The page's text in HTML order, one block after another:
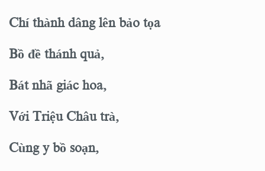
Chí thành dâng lên bảo tọa
Bồ đề thánh quả,
Bát nhã giác hoa,
Với Triệu Châu trà,
Cùng y bồ soạn,